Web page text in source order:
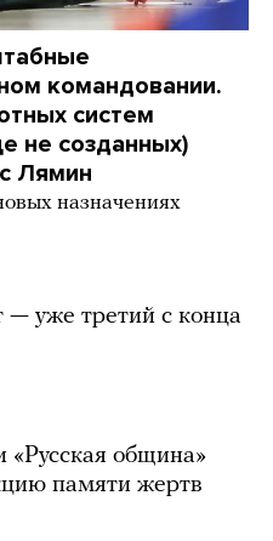
командовании.
систем
не созданных)
Лямин
назначениях
— уже третий с конца
«Русская община»
памяти жертв